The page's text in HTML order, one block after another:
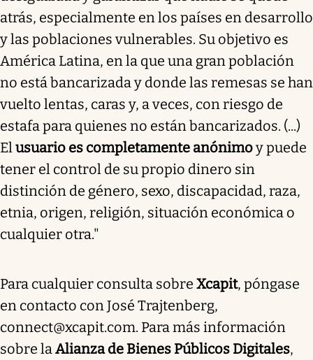
atrás, especialmente en los países en desarrollo
y las poblaciones vulnerables. Su objetivo es
América Latina, en la que una gran población
no está bancarizada y donde las remesas se han
vuelto lentas, caras y, a veces, con riesgo de
estafa para quienes no están bancarizados. (...)
Elusuario es completamente anónimoy puede
tener el control de su propio dinero sin
distinción de género, sexo, discapacidad, raza,
etnia, origen, religión, situación económica o
cualquier otra."
Para cualquier consulta sobre Xcapit, póngase
en contacto con José Trajtenberg,
connect@xcapit.com. Para más información
sobre laAlianza de Bienes Públicos Digitales,